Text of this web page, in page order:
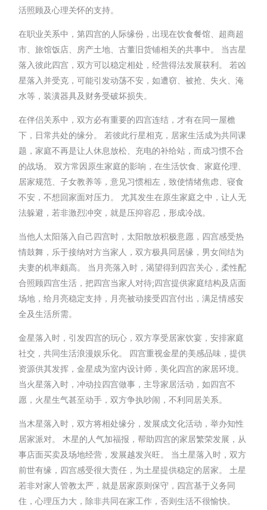
活照顾及心理关怀的支持。
在职业关系中，第四宫的人际缘份，出现在饮食餐馆、超商超
市、旅馆饭店、房产土地、古董旧货铺相关的共事中。 当吉星
落入彼此四宫，双方可以稳定相处，经营得法发展获利。 若凶
星落入并受克，可能引发动荡不安，如遭窃、被抢、失火、淹
水等，装潢器具及财务受破坏损失。
在伴侣关系中，双方必有重要的四宫连结，才有在同一屋檐
下，日常共处的缘分。 若彼此行星相克，居家生活成为共同课
题，家庭不再是让人休息放松、充电的补给站，而成习惯不合
的战场。 双方常因原生家庭的影响，在生活饮食、家庭伦理、
居家规范、子女教养等，意见习惯相左，致使情绪焦虑、寝食
不安，不想回家面对压力。 尤其发生在原生家庭之中，让人无
法躲避，若非激烈冲突，就是压抑容忍，形成冷战。
当他人太阳落入自己四宫时，太阳散放积极意愿，四宫感受热
情鼓舞，乐于接纳对方当家人，双方极具同居缘，男女间结为
夫妻的机率颇高。 当月亮落入时，渴望得到四宫关心，柔性配
合照顾四宫生活，把四宫当家人对待;四宫提供家庭结构及店面
场地，给月亮稳定支持，月亮被动接受四宫付出，满足情感安
全及生活所需。
金星落入时，引发四宫的玩心，双方享受居家饮宴，安排家庭
社交，共同生活浪漫娱乐化。 四宫重视金星的美感品味，提供
资源供其发挥，金星成为室内设计师，美化四宫的家居环境。
当火星落入时，冲动拉四宫做事，主导家居活动，如四宫不
愿，火星生气甚至动手，双方争执吵闹，不利同居关系。
当木星落入时，双方将相处缘分，发展成文化活动，举办知性
居家派对。 木星的人气加福报，帮助四宫的家居繁荣发展，从
事店面买卖及场地经营，发展越发兴旺。 当土星落入时，双方
前世有缘，四宫感受很大责任，为土星提供稳定的居家。 土星
若非对家人管教太严，就是居家原则保守，四宫基于义务同
住，心理压力大，除非共同在家工作，否则生活不很愉快。